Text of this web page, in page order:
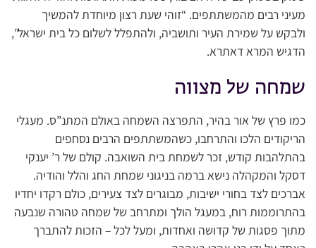
מעיני רבים מהמשתתפים. “זוהי שעת רצון מיוחדת להמשיך
ולבקש על שמירת העיר ותושביה, ולהתפלל לשלום כל בית ישראל”,
הדגיש המרא דאתרא.
שמחה של מצווה
כמו פרץ של אור בהיר, התפרצה השמחה באולם המתנ”ס. מעגלי
הריקודים הלכו והתרחבו, כשהמשתתפים הרבים נסחפים
בהתלהבות קודש, זכר לשמחת בית השואבה. קולם של ר’ יענקי
דסקל והמקהלה נישא ברמה בניגוני שמחת החג והלל והודיה.
אברכים לצד בחורי ישיבות, מבוגרים לצד צעירים, כולם רקדו יחדיו
בהתרוממות רוח, במעגל הולך ומתרחב של שמחה טהורה שנבעה
מתוך פסגות של קדושה ואחדות, ומעל לכל – הזכות להתברך